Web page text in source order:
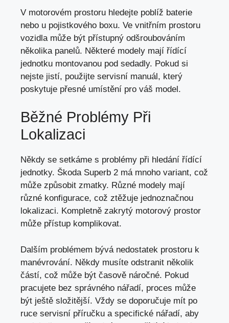
V motorovém prostoru hledejte poblíž baterie
nebo u pojistkového boxu. Ve vnitřním prostoru
vozidla může být přístupný odšroubováním
několika panelů. Některé modely mají řídící
jednotku montovanou pod sedadly. Pokud si
nejste jistí, použijte servisní manuál, který
poskytuje přesné umístění pro váš model.
Běžné Problémy Při
Lokalizaci
Někdy se setkáme s problémy při hledání řídící
jednotky. Škoda Superb 2 má mnoho variant, což
může způsobit zmatky. Různé modely mají
různé konfigurace, což ztěžuje jednoznačnou
lokalizaci. Kompletně zakrytý motorový prostor
může přístup komplikovat.
Dalším problémem bývá nedostatek prostoru k
manévrování. Někdy musíte odstranit několik
částí, což může být časově náročné. Pokud
pracujete bez správného nářadí, proces může
být ještě složitější. Vždy se doporučuje mít po
ruce servisní příručku a specifické nářadí, aby